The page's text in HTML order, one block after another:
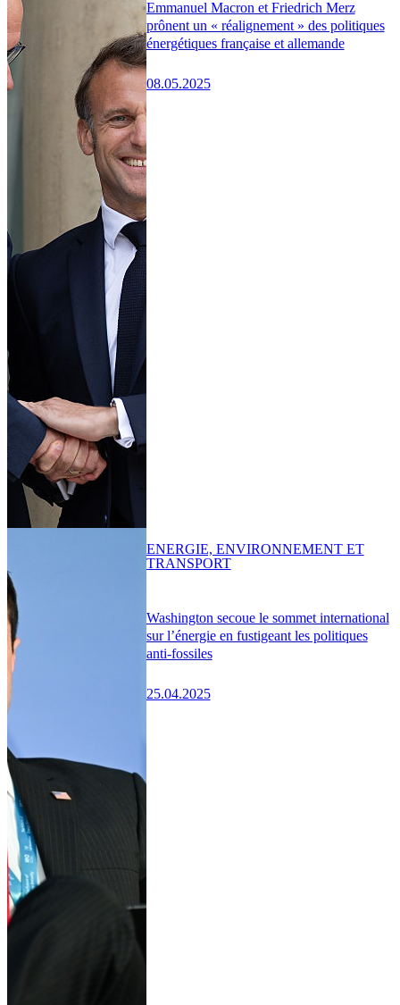
Emmanuel Macron et Friedrich Merz
prônent un « réalignement » des politiques
énergétiques française et allemande
08.05.2025
Washington secoue le sommet international
sur l’énergie en fustigeant les politiques
anti-fossiles
25.04.2025
ENERGIE, ENVIRONNEMENT ET
TRANSPORT